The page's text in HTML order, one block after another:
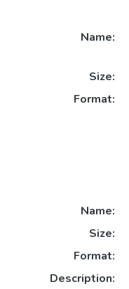
Name:
Size:
Format:
Name:
Size:
Format:
Description: